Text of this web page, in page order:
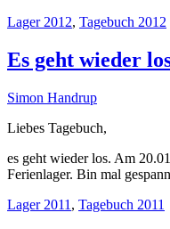
Lager 2012, Tagebuch 2012
Es geht wieder
Simon Handrup
Liebes Tagebuch,
es geht wieder los. Am
Ferienlager. Bin mal
Lager 2011 , Tagebuch 2011